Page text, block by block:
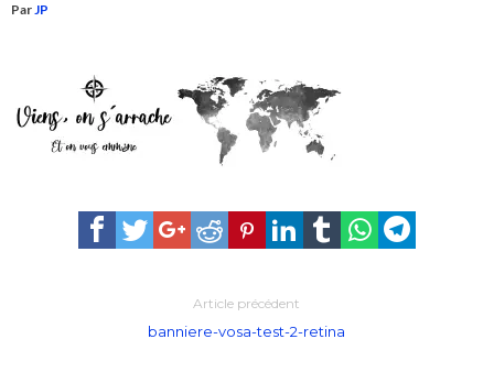
ParJP
Article précédent
banniere-vosa-test-2-retina